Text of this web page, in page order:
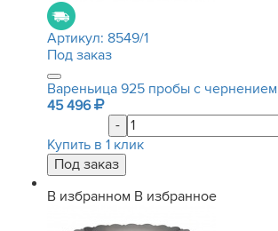
Артикул: 8549/1
Под заказ
Вареньица 925 пробы с чернением
45 496
-
Купить в 1 клик
В избранном В избранное